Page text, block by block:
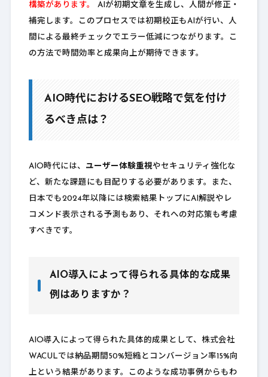
構築があります。 AIが初期文章を生成し、人間が修正・
補完します。このプロセスでは初期校正もAIが行い、人
間による最終チェックでエラー低減につながります。こ
の方法で時間効率と成果向上が期待できます。
AIO時代におけるSEO戦略で気を付け
るべき点は？
AIO時代には、 ユーザー体験重視やセキュリティ強化な
ど、新たな課題にも目配りする必要があります。また、
日本でも2024年以降には検索結果トップにAI解説やレ
コメンド表示される予測もあり、それへの対応策も考慮
すべきです。
AIO導入によって得られる具体的な成果
例はありますか？
AIO導入によって得られた具体的成果として、株式会社
WACULでは納品期間50%短縮とコンバージョン率15%向
上という結果があります。このような成功事例からもわ